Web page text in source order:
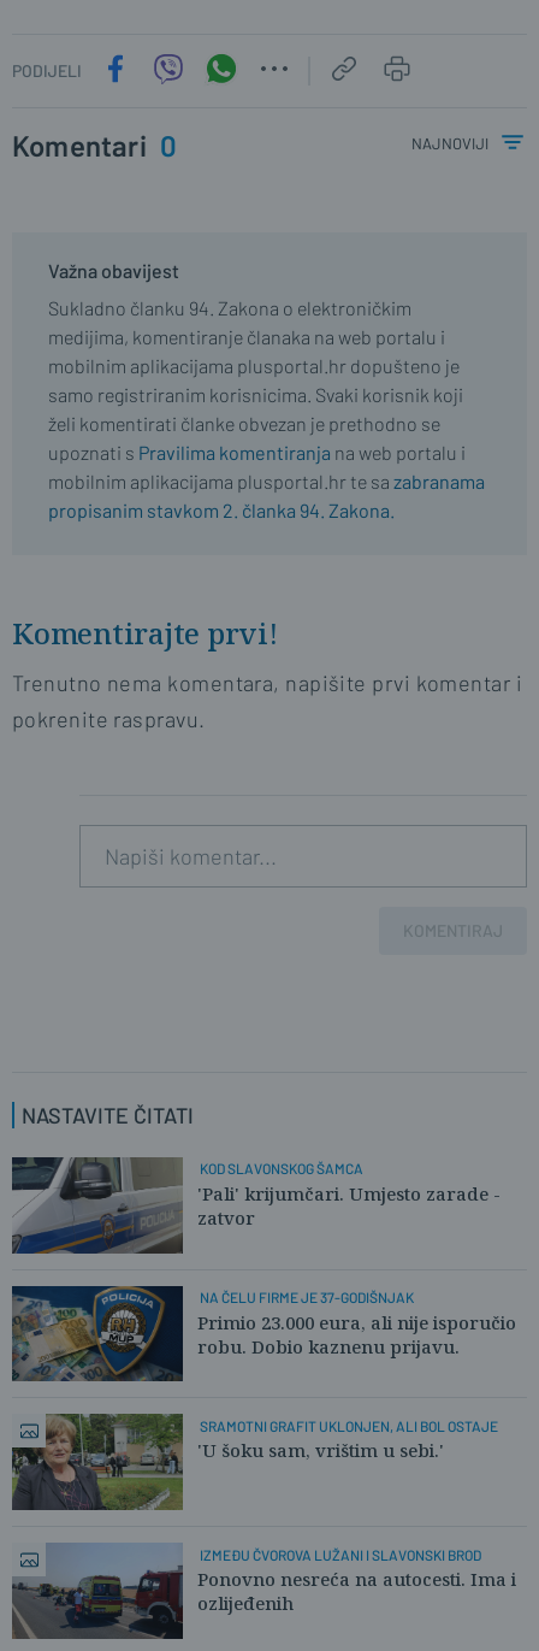
PODIJELI
Komentari 0 najnoviji
Važna obavijest
Sukladno članku 94. Zakona o elektroničkim
medijima, komentiranje članaka na web portalu i
mobilnim aplikacijama plusportal.hr dopušteno je
samo registriranim korisnicima. Svaki korisnik koji
želi komentirati članke obvezan je prethodno se
upoznati s Pravilima komentiranja na web portalu i
mobilnim aplikacijama plusportal.hr te sa zabranama
propisanim stavkom 2. članka 94. Zakona.
Komentirajte prvi!
Trenutno nema komentara, napišite prvi komentar i
pokrenite raspravu.
KOMENTIRAJ
NASTAVITE ČITATI
KOD SLAVONSKOG ŠAMCA
'Pali' krijumčari. Umjesto zarade -
zatvor
NA ČELU FIRME JE 37-GODIŠNJAK
Primio 23.000 eura, ali nije isporučio
robu. Dobio kaznenu prijavu.
SRAMOTNI GRAFIT UKLONJEN, ALI BOL OSTAJE
'U šoku sam, vrištim u sebi.'
IZMEĐU ČVOROVA LUŽANI I SLAVONSKI BROD
Ponovno nesreća na autocesti. Ima i
ozlijeđenih